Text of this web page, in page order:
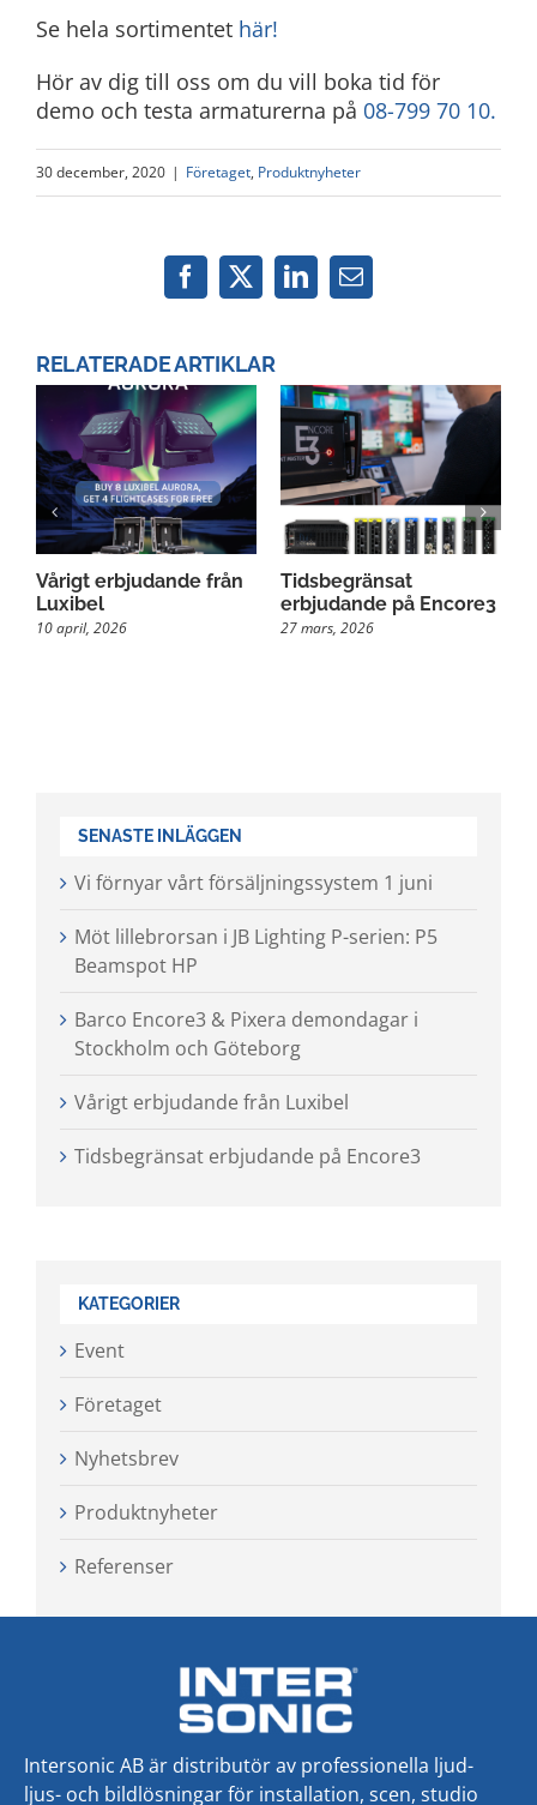
Se hela sortimentet här!
Hör av dig till oss om du vill boka tid för
demo och testa armaturerna på 08-799 70 10.
30 december, 2020 | Företaget, Produktnyheter
Facebook
X LinkedInEmail
RELATERADE ARTIKLAR
Vårigt erbjudande från
Luxibel
10 april, 2026
Tidsbegränsat
erbjudande på Encore3
27 mars, 2026
SENASTE INLÄGGEN
Vi förnyar vårt försäljningssystem 1 juni
Möt lillebrorsan i JB Lighting P-serien: P5
Beamspot HP
Barco Encore3 & Pixera demondagar i
Stockholm och Göteborg
Vårigt erbjudande från Luxibel
Tidsbegränsat erbjudande på Encore3
KATEGORIER
Event
Företaget
Nyhetsbrev
Produktnyheter
Referenser
Intersonic AB är distributör av professionella ljud-
ljus- och bildlösningar för installation, scen, studio